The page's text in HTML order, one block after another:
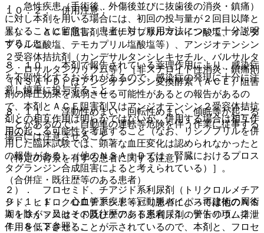
１０．２． 併用注意：
１）． ＡＣＥ阻害剤（エナラプリルマレイン酸塩、イミダ
プリル塩酸塩、テモカプリル塩酸塩等）、アンジオテンシン
２受容体拮抗剤（カンデサルタンシレキセチル、バルサルタ
ン、ロサルタンカリウム等）［非ステロイド性消炎・鎮痛剤
（ＮＳＡＩＤ）はアンジオテンシン変換酵素（ＡＣＥ）阻害
剤の降圧効果を減弱させる可能性があるとの報告があるの
で、本剤とＡＣＥ阻害剤又はアンジオテンシン２受容体拮抗
剤との相互作用は明らかではないが、併用する場合は相互作
用の起こる可能性を考慮すること（なお、リシノプリルを併
用した臨床試験では、顕著な血圧変化は認められなかったと
の報告がある）（他のＮＳＡＩＤでは、腎臓におけるプロス
タグランジン合成阻害によると考えられている）］。
２）． フロセミド、チアジド系利尿剤（トリクロルメチア
ジド、ヒドロクロロチアジド等）［患者によっては他のＮＳ
ＡＩＤがフロセミド及びチアジド系利尿剤のナトリウム排泄
作用を低下させることが示されているので、本剤と、フロセ
・ 急性疾患（手術後、外傷後並びに抜歯後の消炎・鎮痛）
に対し本剤を用いる場合には、初回の投与量が２回目以降と
異なることに留意し、患者に対し服用方法について十分説明
すること。
８．１０． 本剤で報告されている薬理作用により、感染症
を不顕性化するおそれがあるので、感染症の発現に十分に注
意し慎重に投与すること。
８．１１． 浮動性めまい、回転性めまい、傾眠等が起こる
ことがあるので、自動車の運転等危険を伴う作業に従事する
場合には注意させること。
（特定の背景を有する患者に関する注意）
（合併症・既往歴等のある患者）
９．１．１． 心血管系疾患＜冠動脈バイパス再建術の周術
期を除く＞又はその既往歴のある患者〔１．警告の項、２．
７、８．２参照〕。